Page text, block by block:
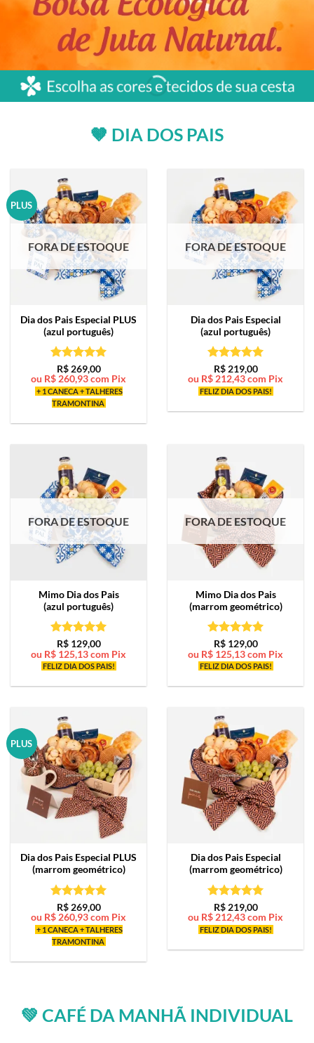
🤎 DIA DOS PAIS
PLUS
FORA DE ESTOQUE
Dia dos Pais Especial PLUS
(azul português)
Avaliação5
de 5
R$269,00
ou R$260,93com Pix
+ 1 CANECA + TALHERES
TRAMONTINA
FORA DE ESTOQUE
Dia dos Pais Especial
(azul português)
Avaliação5
de 5
R$219,00
ou R$212,43com Pix
FELIZ DIA DOS PAIS!
FORA DE ESTOQUE
Mimo Dia dos Pais
(azul português)
Avaliação5
de 5
R$129,00
ou R$ 125,13com Pix
FELIZ DIA DOS PAIS!
FORA DE ESTOQUE
Mimo Dia dos Pais
(marrom geométrico)
Avaliação5
de 5
R$129,00
ou R$ 125,13com Pix
FELIZ DIA DOS PAIS!
PLUS
Dia dos Pais Especial PLUS
(marrom geométrico)
Avaliação5
de 5
R$269,00
ou R$ 260,93com Pix
+ 1 CANECA + TALHERES
TRAMONTINA
Dia dos Pais Especial
(marrom geométrico)
Avaliação5
de 5
R$219,00
ou R$ 212,43com Pix
FELIZ DIA DOS PAIS!
💚 CAFÉ DA MANHÃ INDIVIDUAL